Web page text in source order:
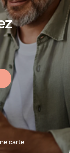
carte